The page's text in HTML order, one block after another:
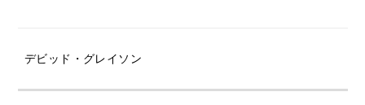
デビッド・グレイソン